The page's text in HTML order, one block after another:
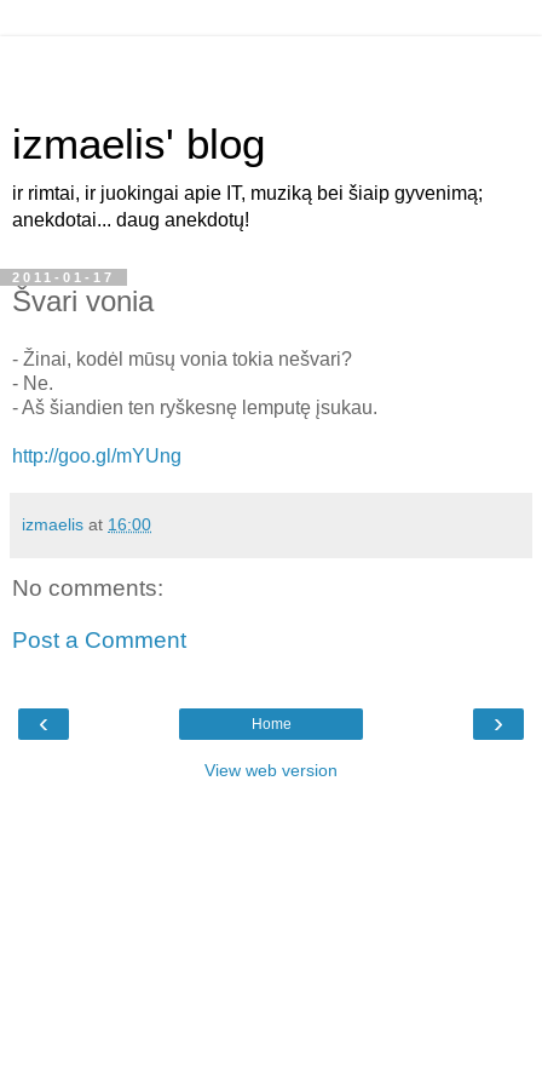
izmaelis' blog
ir rimtai, ir juokingai apie IT, muziką bei šiaip gyvenimą;
anekdotai... daug anekdotų!
2011-01-17
Švari vonia
- Žinai, kodėl mūsų vonia tokia nešvari?
- Ne.
- Aš šiandien ten ryškesnę lemputę įsukau.
http://goo.gl/mYUng
izmaelis at 16:00
No comments:
Post a Comment
‹ ›
Home
View web version